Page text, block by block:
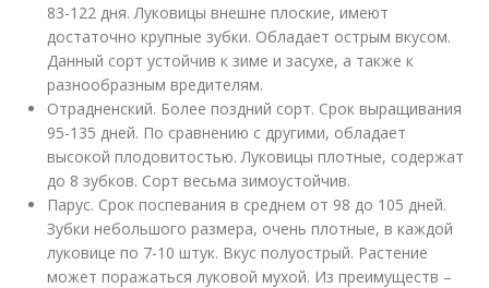
83-122 дня. Луковицы внешне плоские, имеют
достаточно крупные зубки. Обладает острым вкусом.
Данный сорт устойчив к зиме и засухе, а также к
разнообразным вредителям.
Отрадненский. Более поздний сорт. Срок выращивания
95-135 дней. По сравнению с другими, обладает
высокой плодовитостью. Луковицы плотные, содержат
до 8 зубков. Сорт весьма зимоустойчив.
Парус. Срок поспевания в среднем от 98 до 105 дней.
Зубки небольшого размера, очень плотные, в каждой
луковице по 7-10 штук. Вкус полуострый. Растение
может поражаться луковой мухой. Из преимуществ –